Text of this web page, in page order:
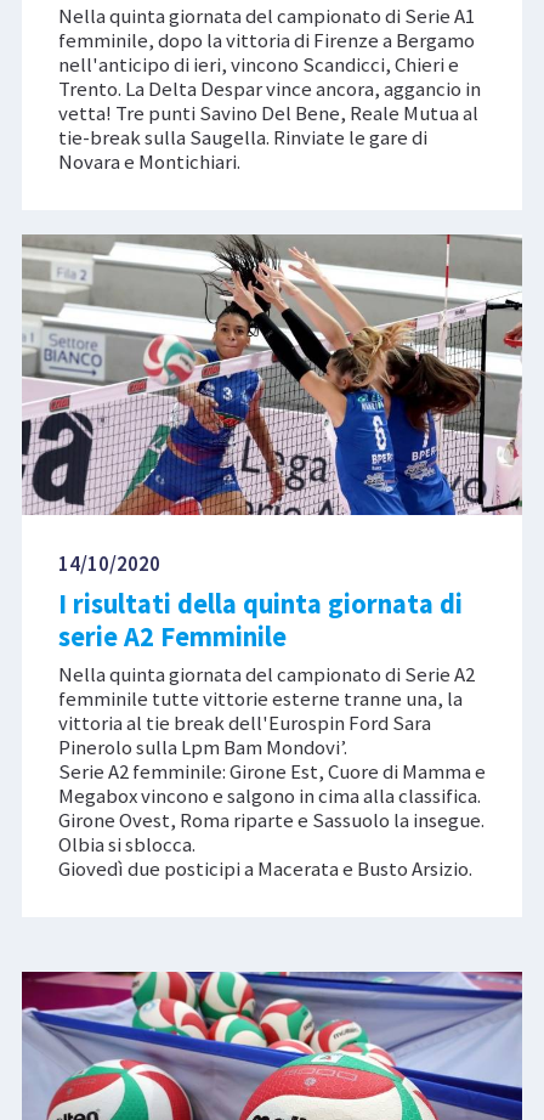
Nella quinta giornata del campionato di Serie A1
femminile, dopo la vittoria di Firenze a Bergamo
nell'anticipo di ieri, vincono Scandicci, Chieri e
Trento. La Delta Despar vince ancora, aggancio in
vetta! Tre punti Savino Del Bene, Reale Mutua al
tie-break sulla Saugella. Rinviate le gare di
Novara e Montichiari.
14/10/2020
I risultati della quinta giornata di
serie A2 Femminile
Nella quinta giornata del campionato di Serie A2
femminile tutte vittorie esterne tranne una, la
vittoria al tie break dell'Eurospin Ford Sara
Pinerolo sulla Lpm Bam Mondovi’.
Serie A2 femminile: Girone Est, Cuore di Mamma e
Megabox vincono e salgono in cima alla classifica.
Girone Ovest, Roma riparte e Sassuolo la insegue.
Olbia si sblocca.
Giovedì due posticipi a Macerata e Busto Arsizio.